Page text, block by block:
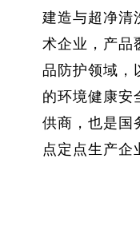
建造与超净清
术企业，产品
品防护领域，
的环境健康安
供商，也是国
点定点生产企